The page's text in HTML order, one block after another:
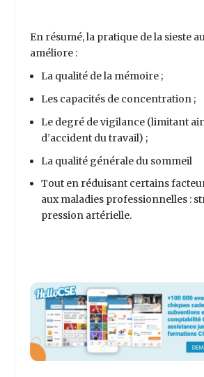
En résumé, la pratique de la sieste
améliore :
La qualité de la mémoire ;
Les capacités de concentration ;
Le degré de vigilance (limitant
d’accident du travail) ;
La qualité générale du sommeil
Tout en réduisant certains
aux maladies professionnelles :
pression artérielle.